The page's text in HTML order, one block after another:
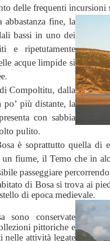
delle frequenti incursioni
fine, la
bassi in uno dei
e ripetutamente
acque limpide si
Compoltitu, dalla
po’ più distante, la
con sabbia
pulito.
è soprattutto quella di
un fiume, il Temo che in
passeggiare
di Bosa si trova ai
di epoca medievale.
sono conservate
pittoriche e
nelle attività legate